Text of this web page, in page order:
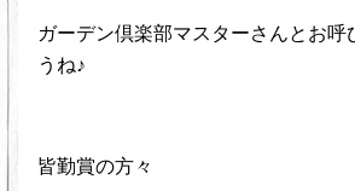
ガーデン倶楽部マスターさんとお呼
うね♪
皆勤賞の方々